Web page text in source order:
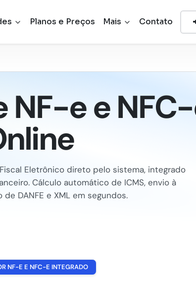
Planos e Preços Mais Contato
NF-e e
Eletrônico direto pelo sistema, integrado
Cálculo automático de ICMS, envio à
de DANFE e XML em segundos.
NF-E E NFC-E INTEGRADO